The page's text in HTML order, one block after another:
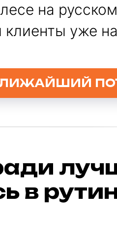
на
уже
в